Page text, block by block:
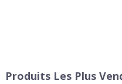
Produits Les Plus